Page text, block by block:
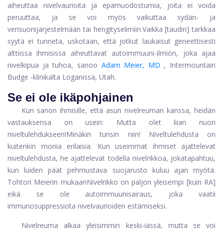
aiheuttaa nivelvaurioita ja epämuodostumia, joita ei voida
peruuttaa, ja se voi myös vaikuttaa sydän- ja
verisuonijärjestelmään tai hengityselimiin.Vaikka [taudin] tarkkaa
syytä ei tunneta, uskotaan, että jotkut laukaisut geneettisesti
alttiissa ihmisissä aiheuttavat autoimmuuni-ilmiön, joka ajaa
nivelkipua ja tuhoa, sanoo Adam Meier, MD , Intermountain
Budge -klinikalta Loganissa, Utah.
Se ei ole ikäpohjainen
Kun sanon ihmisille, että asun nivelreuman kanssa, heidän
vastauksensa on usein: Mutta olet liian nuori
niveltulehdukseen!Minäkin tunsin niin! Niveltulehdusta on
kuitenkin monia erilaisia. Kun useimmat ihmiset ajattelevat
niveltulehdusta, he ajattelevat todella nivelrikkoa, jokatapahtuu,
kun luiden päät pehmustava suojarusto kuluu ajan myötä.
Tohtori Meierin mukaanNivelrikko on paljon yleisempi [kuin RA]
eikä se ole autoimmuunisairaus, joka vaatii
immunosuppressiota nivelvaurioiden estämiseksi.
Nivelreuma alkaa yleisimmin keski-iässä, mutta se voi